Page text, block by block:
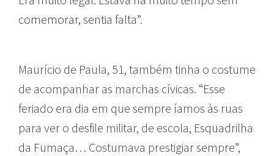
comemorar, sentia falta”.
Maurício de Paula, 51, também tinha o costume
de acompanhar as marchas cívicas. “Esse
feriado era dia em que sempre íamos às ruas
para ver o desfile militar, de escola, Esquadrilha
da Fumaça… Costumava prestigiar sempre”,